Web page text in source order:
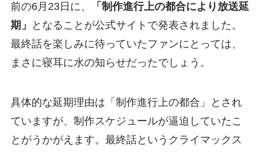
前の6月23日に、
「制作進行上の都合により放送延
期」
となることが公式サイトで発表されました。
最終話を楽しみに待っていたファンにとっては、
まさに寝耳に水の知らせだったでしょう。
具体的な延期理由は「制作進行上の都合」とされ
ていますが、制作スケジュールが逼迫していたこ
とがうかがえます。最終話というクライマックス